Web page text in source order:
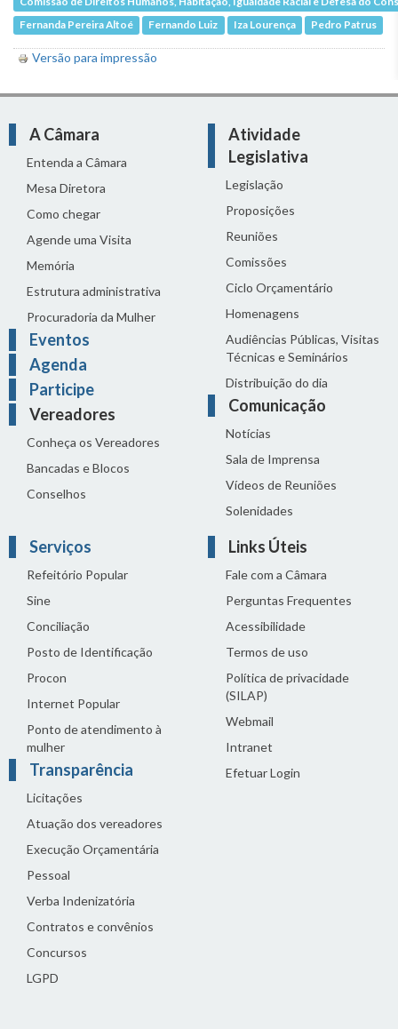
Fernanda Pereira Altoé
Fernando Luiz Iza Lourença Pedro Patrus
Versão para impressão
A Câmara
Entenda a Câmara
Mesa Diretora
Como chegar
Agende uma Visita
Memória
Estrutura administrativa
Procuradoria da Mulher
Eventos
Agenda
Participe
Vereadores
Conheça os Vereadores
Bancadas e Blocos
Conselhos
Atividade
Legislativa
Legislação
Proposições
Reuniões
Comissões
Ciclo Orçamentário
Homenagens
Audiências Públicas, Visitas
Técnicas e Seminários
Distribuição do dia
Comunicação
Notícias
Sala de Imprensa
Vídeos de Reuniões
Solenidades
Serviços
Refeitório Popular
Sine
Conciliação
Posto de Identificação
Procon
Internet Popular
Ponto de atendimento à
mulher
Transparência
Licitações
Atuação dos vereadores
Execução Orçamentária
Pessoal
Verba Indenizatória
Contratos e convênios
Concursos
LGPD
Links Úteis
Fale com a Câmara
Perguntas Frequentes
Acessibilidade
Termos de uso
Política de privacidade
(SILAP)
Webmail
Intranet
Efetuar Login